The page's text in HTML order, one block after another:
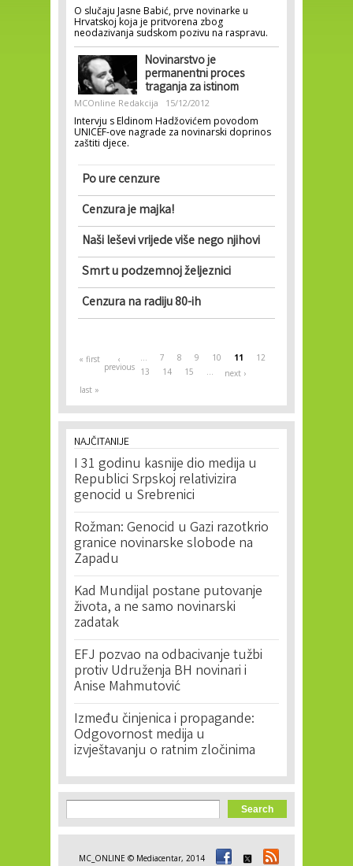
O slučaju Jasne Babić, prve novinarke u
Hrvatskoj koja je pritvorena zbog
neodazivanja sudskom pozivu na raspravu.
Novinarstvo je
permanentni proces
traganja za istinom
MCOnline Redakcija 15/12/2012
Intervju s Eldinom Hadžovićem povodom
UNICEF-ove nagrade za novinarski doprinos
zaštiti djece.
Po ure cenzure
Cenzura je majka!
Naši leševi vrijede više nego njihovi
Smrt u podzemnoj željeznici
Cenzura na radiju 80-ih
Pages
« first ‹
previous
… 7 8 9 10 11
12
13
14 15 …
next ›
last »
NAJČITANIJE
I 31 godinu kasnije dio medija u
Republici Srpskoj relativizira
genocid u Srebrenici
Rožman: Genocid u Gazi razotkrio
granice novinarske slobode na
Zapadu
Kad Mundijal postane putovanje
života, a ne samo novinarski
zadatak
EFJ pozvao na odbacivanje tužbi
protiv Udruženja BH novinari i
Anise Mahmutović
Između činjenica i propagande:
Odgovornost medija u
izvještavanju o ratnim zločinima
Search form
Search
MC_ONLINE © Mediacentar, 2014